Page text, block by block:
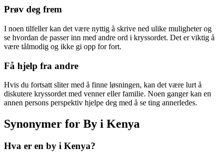
Prøv deg frem
I noen tilfeller kan det være nyttig å skrive ned ulike muligheter og
se hvordan de passer inn med andre ord i kryssordet. Det er viktig å
være tålmodig og ikke gi opp for fort.
Få hjelp fra andre
Hvis du fortsatt sliter med å finne løsningen, kan det være lurt å
diskutere kryssordet med venner eller familie. Noen ganger kan en
annen persons perspektiv hjelpe deg med å se ting annerledes.
Synonymer for By i Kenya
Hva er en by i Kenya?